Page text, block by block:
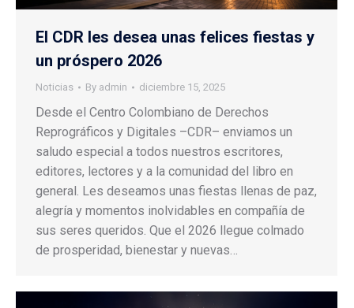
El CDR les desea unas felices fiestas y
un próspero 2026
Noticias By admin diciembre 15, 2025
Desde el Centro Colombiano de Derechos
Reprográficos y Digitales –CDR– enviamos un
saludo especial a todos nuestros escritores,
editores, lectores y a la comunidad del libro en
general. Les deseamos unas fiestas llenas de paz,
alegría y momentos inolvidables en compañía de
sus seres queridos. Que el 2026 llegue colmado
de prosperidad, bienestar y nuevas…